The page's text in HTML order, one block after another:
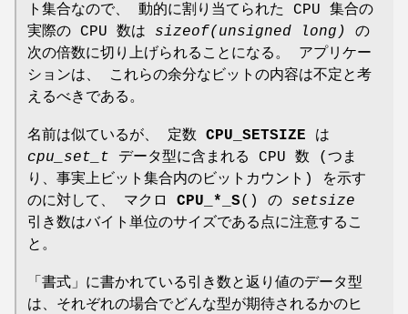
ト集合なので、 動的に割り当てられた CPU 集合の
実際の CPU 数は sizeof(unsigned long)
の
次の倍数に切り上げられることになる。 アプリケー
ションは、 これらの余分なビットの内容は不定と考
えるべきである。
名前は似ているが、 定数 CPU_SETSIZE は
cpu_set_t データ型に含まれる CPU 数 (つま
り、事実上ビット集合内のビットカウント) を示す
のに対して、 マクロ CPU_*_S() の setsize
引き数はバイト単位のサイズである点に注意するこ
と。
「書式」に書かれている引き数と返り値のデータ型
は、それぞれの場合でどんな型が期待されるかのヒ